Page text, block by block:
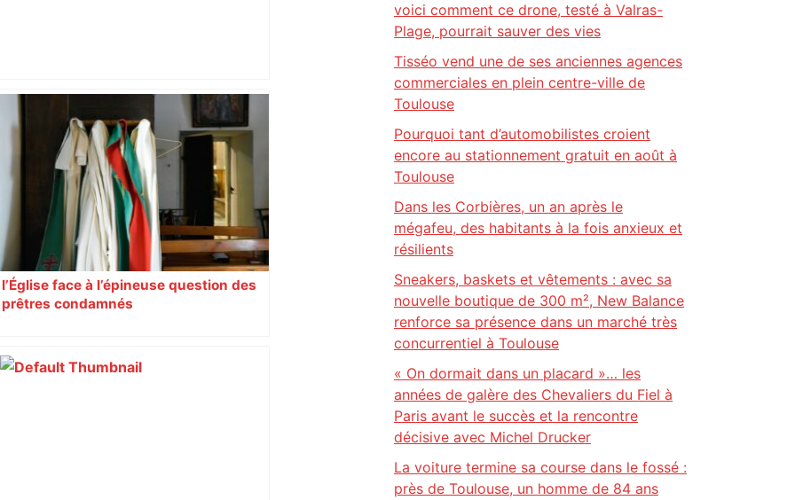
Près de Toulouse : dans cette zone
économique, un axe majeur va être
fermé en fin de soirée, voici les
déviations – Actu.fr
l’Église face à l’épineuse question des
prêtres condamnés
voici comment ce drone, testé à Valras-
Plage, pourrait sauver des vies
Tisséo vend une de ses anciennes agences
commerciales en plein centre-ville de
Toulouse
Pourquoi tant d’automobilistes croient
encore au stationnement gratuit en août à
Toulouse
Dans les Corbières, un an après le
mégafeu, des habitants à la fois anxieux et
résilients
Sneakers, baskets et vêtements : avec sa
nouvelle boutique de 300 m², New Balance
renforce sa présence dans un marché très
concurrentiel à Toulouse
« On dormait dans un placard »… les
années de galère des Chevaliers du Fiel à
Paris avant le succès et la rencontre
décisive avec Michel Drucker
La voiture termine sa course dans le fossé :
près de Toulouse, un homme de 84 ans